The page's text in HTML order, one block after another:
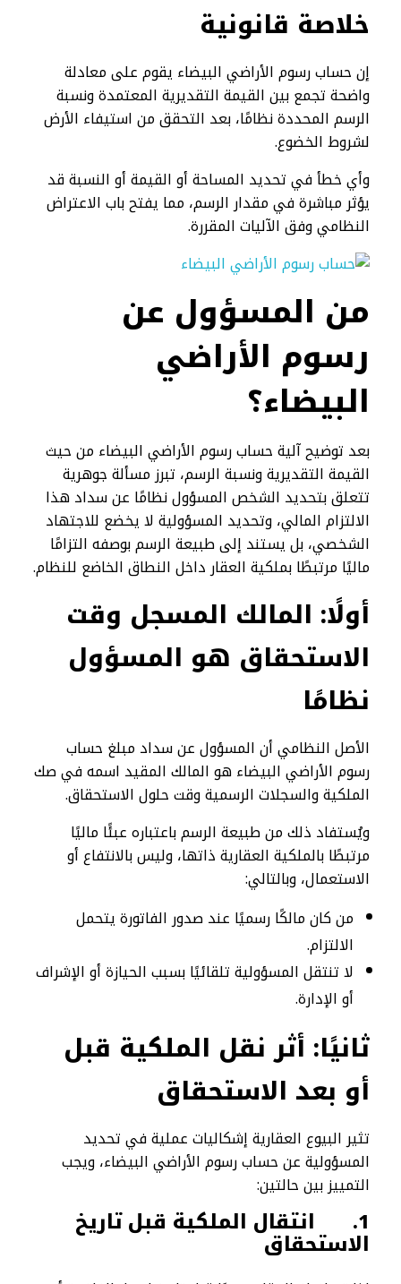
خلاصة قانونية
إن حساب رسوم الأراضي البيضاء يقوم على معادلة
واضحة تجمع بين القيمة التقديرية المعتمدة ونسبة
الرسم المحددة نظامًا، بعد التحقق من استيفاء الأرض
لشروط الخضوع.
وأي خطأ في تحديد المساحة أو القيمة أو النسبة قد
يؤثر مباشرة في مقدار الرسم، مما يفتح باب الاعتراض
النظامي وفق الآليات المقررة.
من المسؤول عن
رسوم الأراضي
البيضاء؟
بعد توضيح آلية حساب رسوم الأراضي البيضاء من حيث
القيمة التقديرية ونسبة الرسم، تبرز مسألة جوهرية
تتعلق بتحديد الشخص المسؤول نظامًا عن سداد هذا
الالتزام المالي، وتحديد المسؤولية لا يخضع للاجتهاد
الشخصي، بل يستند إلى طبيعة الرسم بوصفه التزامًا
ماليًا مرتبطًا بملكية العقار داخل النطاق الخاضع للنظام.
أولًا: المالك المسجل وقت
الاستحقاق هو المسؤول
نظامًا
الأصل النظامي أن المسؤول عن سداد مبلغ حساب
رسوم الأراضي البيضاء هو المالك المقيد اسمه في صك
الملكية والسجلات الرسمية وقت حلول الاستحقاق.
ويُستفاد ذلك من طبيعة الرسم باعتباره عبئًا ماليًا
مرتبطًا بالملكية العقارية ذاتها، وليس بالانتفاع أو
الاستعمال، وبالتالي:
من كان مالكًا رسميًا عند صدور الفاتورة يتحمل
الالتزام.
لا تنتقل المسؤولية تلقائيًا بسبب الحيازة أو الإشراف
أو الإدارة.
ثانيًا: أثر نقل الملكية قبل
أو بعد الاستحقاق
تثير البيوع العقارية إشكاليات عملية في تحديد
المسؤولية عن حساب رسوم الأراضي البيضاء، ويجب
التمييز بين حالتين:
1. انتقال الملكية قبل تاريخ
الاستحقاق